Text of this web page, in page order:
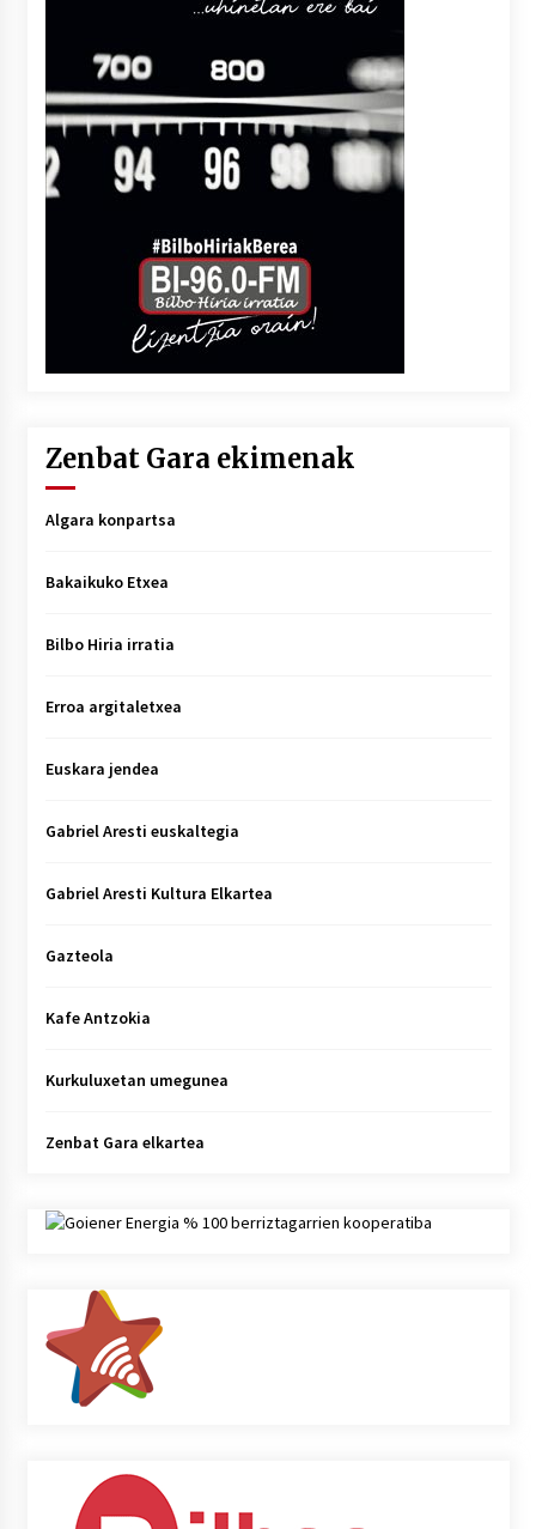
Zenbat Gara ekimenak
Algara konpartsa
Bakaikuko Etxea
Bilbo Hiria irratia
Erroa argitaletxea
Euskara jendea
Gabriel Aresti euskaltegia
Gabriel Aresti Kultura Elkartea
Gazteola
Kafe Antzokia
Kurkuluxetan umegunea
Zenbat Gara elkartea